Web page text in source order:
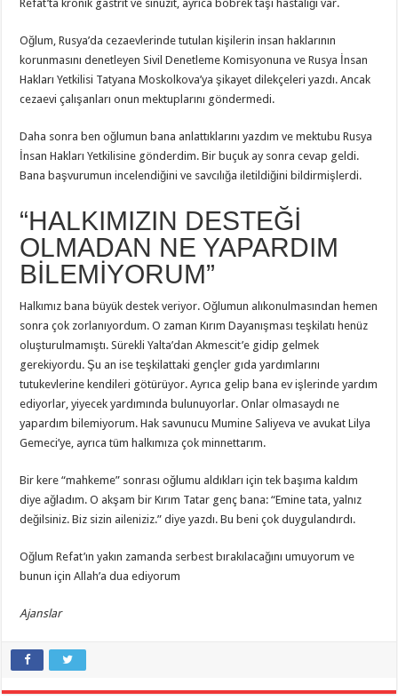
Refat’ta kronik gastrit ve sinüzit, ayrıca böbrek taşı hastalığı var.
Oğlum, Rusya’da cezaevlerinde tutulan kişilerin insan haklarının
korunmasını denetleyen Sivil Denetleme Komisyonuna ve Rusya İnsan
Hakları Yetkilisi Tatyana Moskolkova’ya şikayet dilekçeleri yazdı. Ancak
cezaevi çalışanları onun mektuplarını göndermedi.
Daha sonra ben oğlumun bana anlattıklarını yazdım ve mektubu Rusya
İnsan Hakları Yetkilisine gönderdim. Bir buçuk ay sonra cevap geldi.
Bana başvurumun incelendiğini ve savcılığa iletildiğini bildirmişlerdi.
“HALKIMIZIN DESTEĞİ
OLMADAN NE YAPARDIM
BİLEMİYORUM”
Halkımız bana büyük destek veriyor. Oğlumun alıkonulmasından hemen
sonra çok zorlanıyordum. O zaman Kırım Dayanışması teşkilatı henüz
oluşturulmamıştı. Sürekli Yalta’dan Akmescit’e gidip gelmek
gerekiyordu. Şu an ise teşkilattaki gençler gıda yardımlarını
tutukevlerine kendileri götürüyor. Ayrıca gelip bana ev işlerinde yardım
ediyorlar, yiyecek yardımında bulunuyorlar. Onlar olmasaydı ne
yapardım bilemiyorum. Hak savunucu Mumine Saliyeva ve avukat Lilya
Gemeci’ye, ayrıca tüm halkımıza çok minnettarım.
Bir kere “mahkeme” sonrası oğlumu aldıkları için tek başıma kaldım
diye ağladım. O akşam bir Kırım Tatar genç bana: “Emine tata, yalnız
değilsiniz. Biz sizin aileniziz.” diye yazdı. Bu beni çok duygulandırdı.
Oğlum Refat’ın yakın zamanda serbest bırakılacağını umuyorum ve
bunun için Allah’a dua ediyorum
Ajanslar